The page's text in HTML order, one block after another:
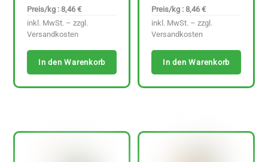
Preis/kg : 8,46 €
inkl. MwSt. – zzgl.
Versandkosten
In den Warenkorb
Preis/kg : 8,46 €
inkl. MwSt. – zzgl.
Versandkosten
In den Warenkorb